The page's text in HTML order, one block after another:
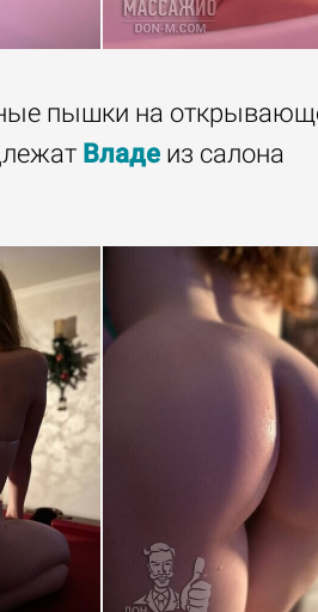
пышки на
Владе из салона